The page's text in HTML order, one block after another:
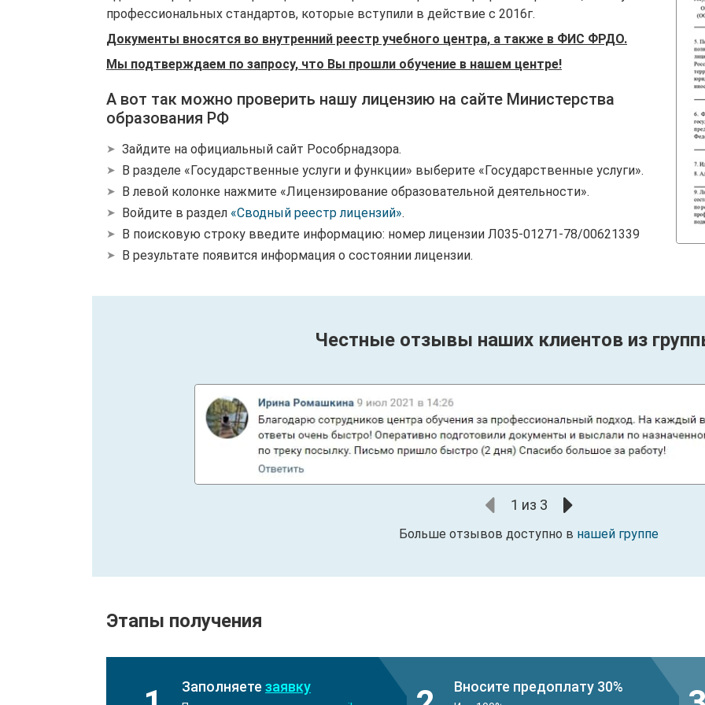
профессиональных стандартов, которые вступили в действие с 2016г.
Документы вносятся во внутренний реестр учебного центра, а также в ФИС ФРДО.
Мы подтверждаем по запросу, что Вы прошли обучение в нашем центре!
А вот так можно проверить нашу лицензию на сайте Министерства
образования РФ
Зайдите на официальный сайт Рособрнадзора.
В разделе «Государственные услуги и функции» выберите «Государственные услуги».
В левой колонке нажмите «Лицензирование образовательной деятельности».
Войдите в раздел «Сводный реестр лицензий».
В поисковую строку введите информацию: номер лицензии Л035-01271-78/00621339
В результате появится информация о состоянии лицензии.
Честные отзывы наших клиентов из
1 из 3
Больше отзывов доступно в нашей группе
Этапы получения
Заполняете заявку Вносите предоплату 30%